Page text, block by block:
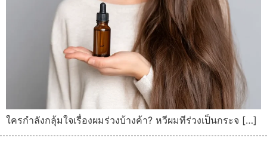
ใครกำลังกลุ้มใจเรื่องผมร่วงบ้างค้า? หวีผมทีร่วงเป็นกระจ […]